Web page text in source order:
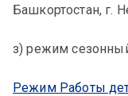
Башкортостан, г.
з) режим
Режим Работы